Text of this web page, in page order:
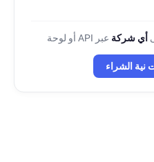
أي شركة
عبر API أو لوحة
الشراء